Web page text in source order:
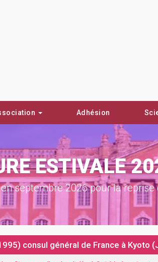
Adhésion
ESTIVALE
septembre 2026 pour la
consul général de France à Kyoto